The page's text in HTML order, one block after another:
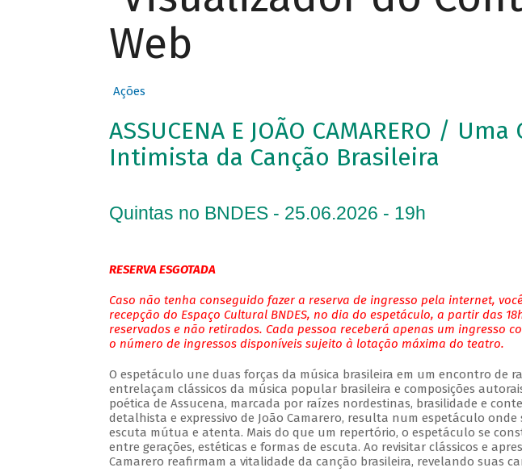
Web
Ações
ASSUCENA E JOÃO CAMARERO /
Intimista da Canção Brasileira
Quintas no BNDES - 25.06.2026 - 19h
RESERVA ESGOTADA
Caso não tenha conseguido fazer a reserva de ingresso pela internet,
recepção do Espaço Cultural BNDES, no dia do espetáculo, a partir das
reservados e não retirados. Cada pessoa receberá apenas um ingresso
o número de ingressos disponíveis sujeito à lotação máxima do teatro.
O espetáculo une duas forças da música brasileira em um encontro de
entrelaçam clássicos da música popular brasileira e composições
poética de Assucena, marcada por raízes nordestinas, brasilidade e
detalhista e expressivo de João Camarero, resulta num espetáculo onde
escuta mútua e atenta. Mais do que um repertório, o espetáculo se
entre gerações, estéticas e formas de escuta. Ao revisitar clássicos e
Camarero reafirmam a vitalidade da canção brasileira, revelando suas